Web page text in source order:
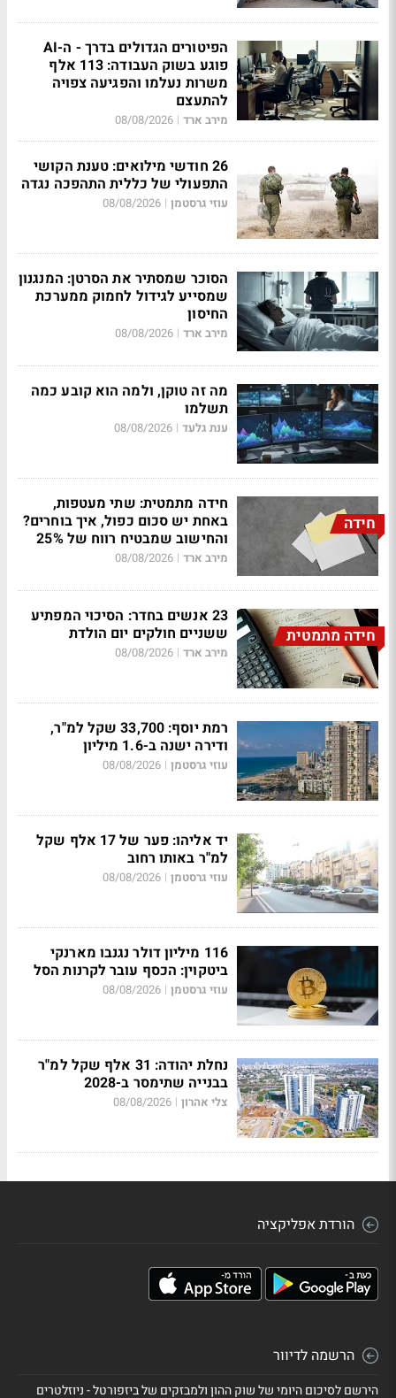
הפיטורים הגדולים בדרך - ה-AI
פוגע בשוק העבודה: 113 אלף
משרות נעלמו והפגיעה צפויה
להתעצם
מירב ארד |
08/08/2026
26 חודשי מילואים: טענת הקושי
התפעולי של כללית התהפכה נגדה
עוזי גרסטמן |
08/08/2026
הסוכר שמסתיר את הסרטן: המנגנון
שמסייע לגידול לחמוק ממערכת
החיסון
מירב ארד |
08/08/2026
מה זה טוקן, ולמה הוא קובע כמה
תשלמו
ענת גלעד |
08/08/2026
חידה
חידה מתמטית: שתי מעטפות,
באחת יש סכום כפול, איך בוחרים?
והחישוב שמבטיח רווח של 25%
מירב ארד |
08/08/2026
חידה מתמטית
23 אנשים בחדר: הסיכוי המפתיע
ששניים חולקים יום הולדת
מירב ארד |
08/08/2026
רמת יוסף: 33,700 שקל למ"ר,
ודירה ישנה ב-1.6 מיליון
עוזי גרסטמן |
08/08/2026
יד אליהו: פער של 17 אלף שקל
למ"ר באותו רחוב
עוזי גרסטמן |
08/08/2026
116 מיליון דולר נגנבו מארנקי
ביטקוין: הכסף עובר לקרנות הסל
עוזי גרסטמן |
08/08/2026
נחלת יהודה: 31 אלף שקל למ"ר
בבנייה שתימסר ב-2028
צלי אהרון |
08/08/2026
הורדת אפליקציה
הרשמה לדיוור
הירשם לסיכום היומי של שוק ההון ולמבזקים של ביזפורטל - ניוזלטרים